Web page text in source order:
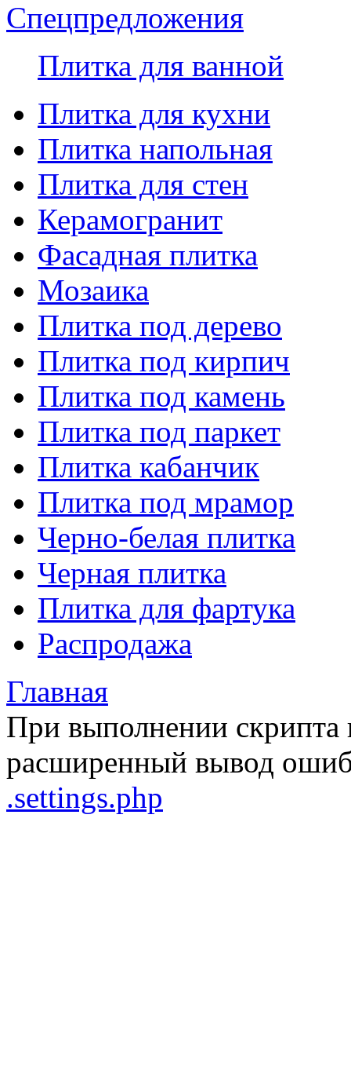
Спецпредложения
Плитка для ванной
Плитка для кухни
Плитка напольная
Плитка для стен
Керамогранит
Фасадная плитка
Мозаика
Плитка под дерево
Плитка под кирпич
Плитка под камень
Плитка под паркет
Плитка кабанчик
Плитка под мрамор
Черно-белая плитка
Черная плитка
Плитка для фартука
Распродажа
Главная
При выполнении
расширенный вывод
.settings.php